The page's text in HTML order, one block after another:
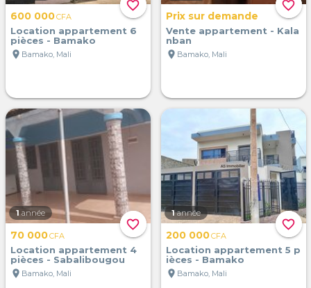
favorite_border
600 000CFA
Location appartement 6
pièces - Bamako
location_on Bamako, Mali
favorite_border
Prix sur demande
Vente appartement - Kala
nban
location_on Bamako, Mali
favorite_border
1 année
70 000CFA
Location appartement 4
pièces - Sabalibougou
location_on Bamako, Mali
favorite_border
1 année
200 000CFA
Location appartement 5 p
ièces - Bamako
location_on Bamako, Mali